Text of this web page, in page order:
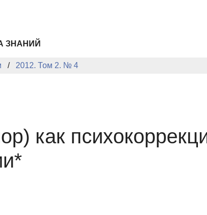
ЗНАНИЙ
2012. Том 2. № 4
как